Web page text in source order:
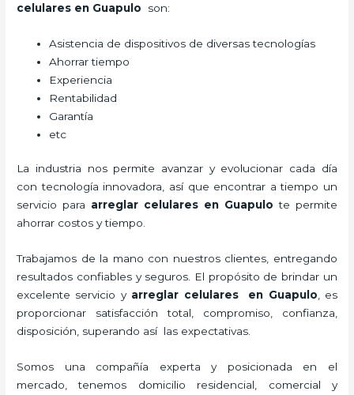
celulares en Guapulo son:
Asistencia de dispositivos de diversas tecnologías
Ahorrar tiempo
Experiencia
Rentabilidad
Garantía
etc
La industria nos permite avanzar y evolucionar cada día
con tecnología innovadora, así que encontrar a tiempo un
servicio para arreglar celulares en Guapulo te permite
ahorrar costos y tiempo.
Trabajamos de la mano con nuestros clientes, entregando
resultados confiables y seguros. El propósito de brindar un
excelente servicio y arreglar celulares en Guapulo , es
proporcionar satisfacción total, compromiso, confianza,
disposición, superando así las expectativas.
Somos una compañía experta y posicionada en el
mercado, tenemos domicilio residencial, comercial y